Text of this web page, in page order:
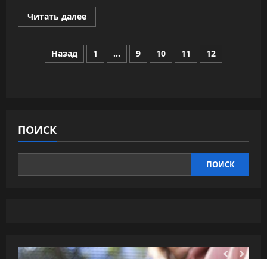
Читать далееПрочитать
больше
наночастицы
из
кирпичей
Пагинация
Назад 1 … 9 10 11 12
ПОИСК
ПОИСК